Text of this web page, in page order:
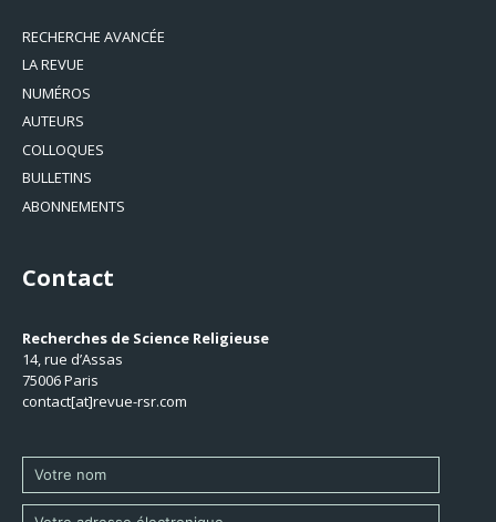
RECHERCHE AVANCÉE
LA REVUE
NUMÉROS
AUTEURS
COLLOQUES
BULLETINS
ABONNEMENTS
Contact
Recherches de Science Religieuse
14, rue d’Assas
75006 Paris
contact[at]revue-rsr.com